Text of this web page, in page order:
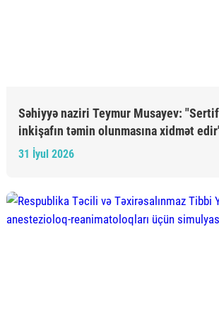
Səhiyyə naziri Teymur Musayev:
inkişafın təmin olunmasına xidmət
31 İyul 2026